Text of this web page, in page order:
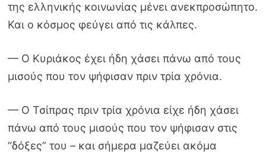
της ελληνικής κοινωνίας μένει ανεκπροσώπητο.
Και ο κόσμος φεύγει από τις κάλπες.
— Ο Κυριάκος έχει ήδη χάσει πάνω από τους
μισούς που τον ψήφισαν πριν τρία χρόνια.
— Ο Τσίπρας πριν τρία χρόνια είχε ήδη χάσει
πάνω από τους μισούς που τον ψήφισαν στις
“δόξες” του – και σήμερα μαζεύει ακόμα